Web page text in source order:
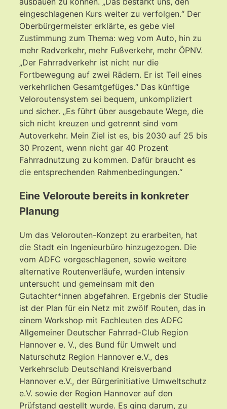
eingeschlagenen Kurs weiter zu verfolgen.“ Der
Oberbürgermeister erklärte, es gebe viel
Zustimmung zum Thema: weg vom Auto, hin zu
mehr Radverkehr, mehr Fußverkehr, mehr ÖPNV.
„Der Fahrradverkehr ist nicht nur die
Fortbewegung auf zwei Rädern. Er ist Teil eines
verkehrlichen Gesamtgefüges.“ Das künftige
Veloroutensystem sei bequem, unkompliziert
und sicher. „Es führt über ausgebaute Wege, die
sich nicht kreuzen und getrennt sind vom
Autoverkehr. Mein Ziel ist es, bis 2030 auf 25 bis
30 Prozent, wenn nicht gar 40 Prozent
Fahrradnutzung zu kommen. Dafür braucht es
die entsprechenden Rahmenbedingungen.“
Eine Veloroute bereits in konkreter
Planung
Um das Velorouten-Konzept zu erarbeiten, hat
die Stadt ein Ingenieurbüro hinzugezogen. Die
vom ADFC vorgeschlagenen, sowie weitere
alternative Routenverläufe, wurden intensiv
untersucht und gemeinsam mit den
Gutachter*innen abgefahren. Ergebnis der Studie
ist der Plan für ein Netz mit zwölf Routen, das in
einem Workshop mit Fachleuten des ADFC
Allgemeiner Deutscher Fahrrad-Club Region
Hannover e. V., des Bund für Umwelt und
Naturschutz Region Hannover e.V., des
Verkehrsclub Deutschland Kreisverband
Hannover e.V., der Bürgerinitiative Umweltschutz
e.V. sowie der Region Hannover auf den
Prüfstand gestellt wurde. Es ging darum, zu